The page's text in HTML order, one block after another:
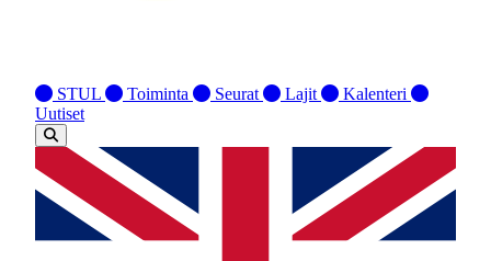
STUL Toiminta Seurat Lajit
Kalenteri
Uutiset